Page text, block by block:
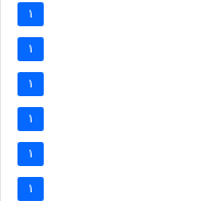
1
1
1
1
1
1